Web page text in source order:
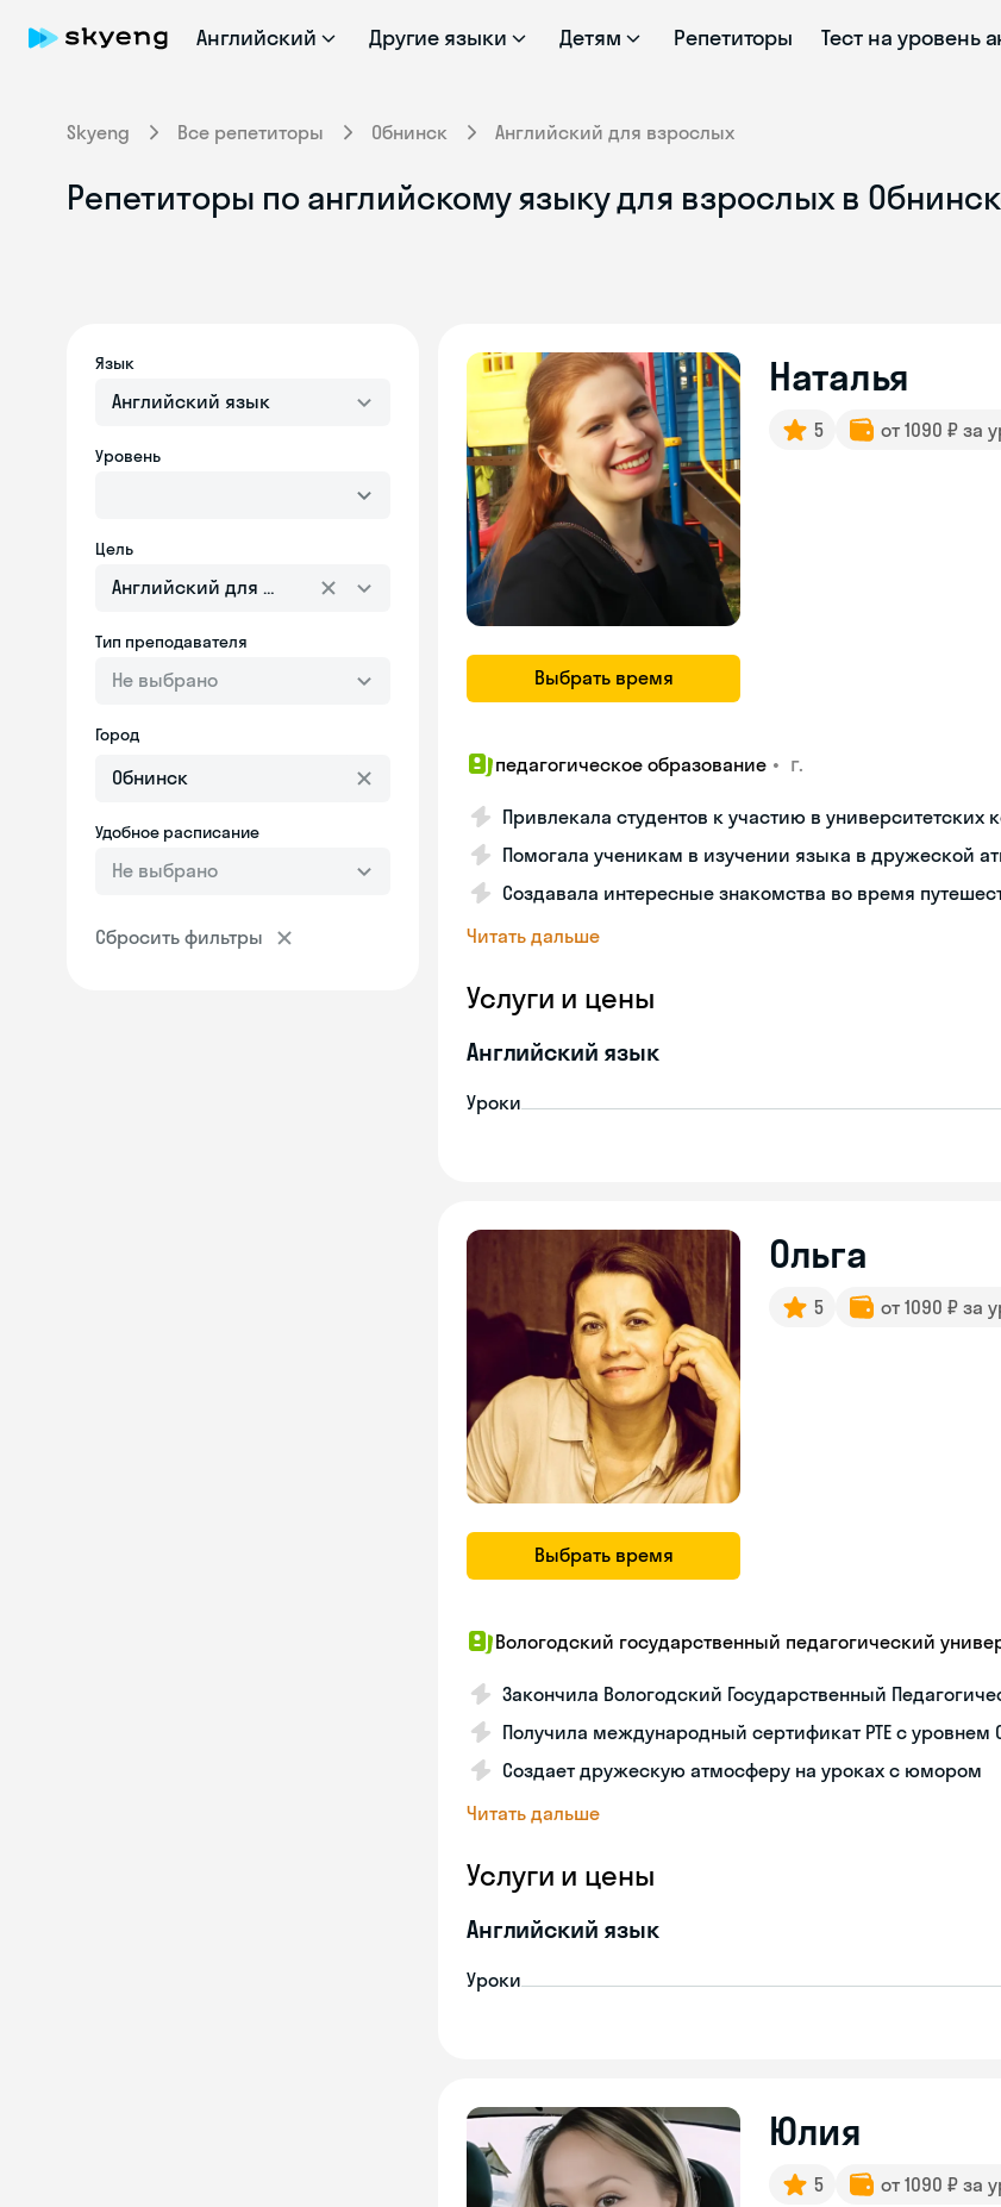
Английский Другие языки Детям Репетиторы Тест на уровень
Skyeng Все репетиторы Обнинск Английский для взрослых
Репетиторы по английскому языку для взрослых в
Язык
Английский язык
Уровень
Цель
Английский для взрослых
Тип преподавателя
Не выбрано
Город
Удобное расписание
Не выбрано
Сбросить фильтры
Выбрать время
Наталья
5 от 1090 ₽ за
педагогическое образование • г.
Привлекала студентов к участию в университетских
Помогала ученикам в изучении языка в дружеской
Создавала интересные знакомства во время
Читать дальше
Услуги и цены
Английский язык
Уроки
Выбрать время
Ольга
5 от 1090 ₽ за
Вологодский государственный педагогический
Закончила Вологодский Государственный
Получила международный сертификат PTE с уровнем
Создает дружескую атмосферу на уроках с юмором
Читать дальше
Услуги и цены
Английский язык
Уроки
Юлия
5 от 1090 ₽ за